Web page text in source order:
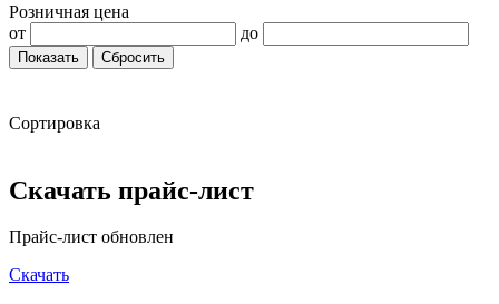
Розничная цена
от
до
Показать Сбросить
Сортировка
Скачать прайс-лист
Прайс-лист обновлен
Скачать